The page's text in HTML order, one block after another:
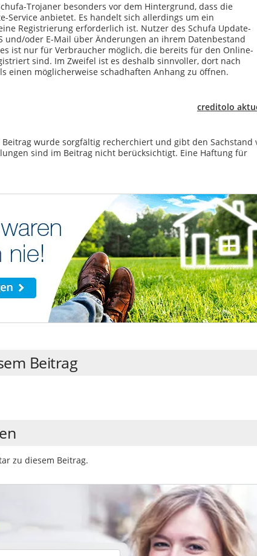
Trojaner besonders vor dem Hintergrund, dass die
Service anbietet. Es handelt sich allerdings um ein
Registrierung erforderlich ist. Nutzer des Schufa Update-
und/oder E-Mail über Änderungen an ihrem Datenbestand
ist nur für Verbraucher möglich, die bereits für den Online-
sind. Im Zweifel ist es deshalb sinnvoller, dort nach
einen möglicherweise schadhaften Anhang zu öffnen.
creditolo
Beitrag wurde sorgfältig recherchiert und gibt den Sachstand
sind im Beitrag nicht berücksichtigt. Eine Haftung für
Beitrag
zu diesem Beitrag.